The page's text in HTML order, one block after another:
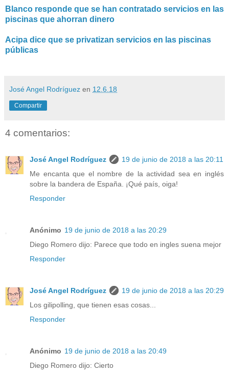
Blanco responde que se han contratado servicios en las
piscinas que ahorran dinero
Acipa dice que se privatizan servicios en las piscinas
públicas
José Angel Rodríguez en 12.6.18
Compartir
4 comentarios:
José Angel Rodríguez
19 de junio de 2018 a las 20:11
Me encanta que el nombre de la actividad sea en inglés
sobre la bandera de España. ¡Qué país, oiga!
Responder
Anónimo 19 de junio de 2018 a las 20:29
Diego Romero dijo: Parece que todo en ingles suena mejor
Responder
José Angel Rodríguez
19 de junio de 2018 a las 20:29
Los gilipolling, que tienen esas cosas...
Responder
Anónimo 19 de junio de 2018 a las 20:49
Diego Romero dijo: Cierto